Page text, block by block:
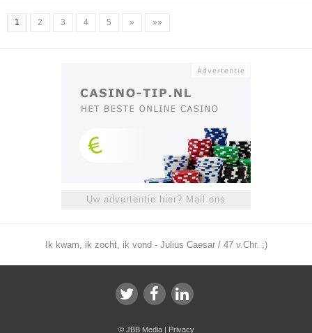
1 2 3 4 5 » »»
Uw advertentie hier? Mail ons
Ik kwam, ik zocht, ik vond - Julius Caesar / 47 v.Chr. ;)
© JBB Media| Privacy